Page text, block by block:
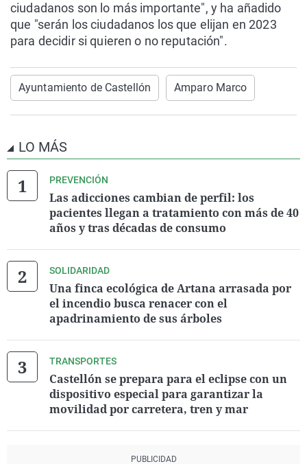
ciudadanos son lo más importante", y ha añadido
que "serán los ciudadanos los que elijan en 2023
para decidir si quieren o no reputación".
Ayuntamiento de Castellón Amparo Marco
LO MÁS
PREVENCIÓN
Las adicciones cambian de perfil: los
pacientes llegan a tratamiento con más de 40
años y tras décadas de consumo
SOLIDARIDAD
Una finca ecológica de Artana arrasada por
el incendio busca renacer con el
apadrinamiento de sus árboles
TRANSPORTES
Castellón se prepara para el eclipse con un
dispositivo especial para garantizar la
movilidad por carretera, tren y mar